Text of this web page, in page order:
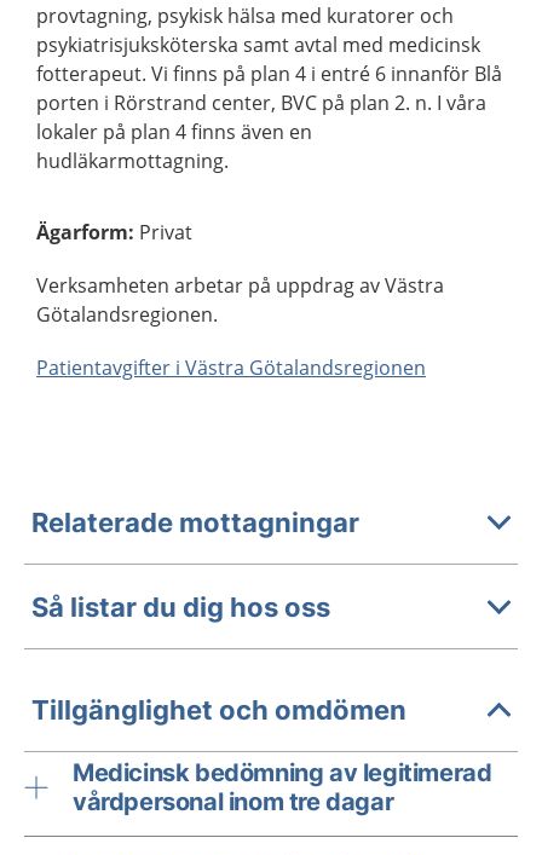
provtagning, psykisk hälsa med kuratorer och
psykiatrisjuksköterska samt avtal med medicinsk
fotterapeut. Vi finns på plan 4 i entré 6 innanför Blå
porten i Rörstrand center, BVC på plan 2. n. I våra
lokaler på plan 4 finns även en
hudläkarmottagning.
Ägarform: Privat
Verksamheten arbetar på uppdrag av Västra
Götalandsregionen.
Patientavgifter i Västra Götalandsregionen
Relaterade mottagningar
Så listar du dig hos oss
Tillgänglighet och omdömen
Medicinsk bedömning av legitimerad
vårdpersonal inom tre dagar